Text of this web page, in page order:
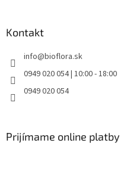
Kontakt
info@bioflora.sk
0949 020 054 | 10:00 - 18:00
0949 020 054
Prijímame online platby